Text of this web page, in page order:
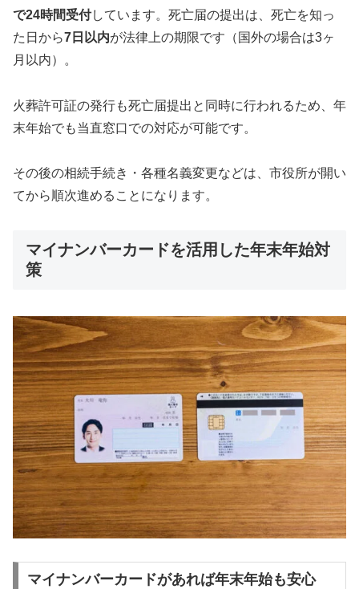
で24時間受付しています。死亡届の提出は、死亡を知っ
た日から7日以内が法律上の期限です（国外の場合は3ヶ
月以内）。
火葬許可証の発行も死亡届提出と同時に行われるため、年
末年始でも当直窓口での対応が可能です。
その後の相続手続き・各種名義変更などは、市役所が開い
てから順次進めることになります。
マイナンバーカードを活用した年末年始対
策
マイナンバーカードがあれば年末年始も安心